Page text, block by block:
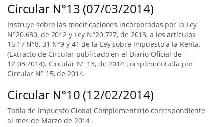
Circular N°13 (07/03/2014)
Instruye sobre las modificaciones incorporadas por la Ley
N°20.630, de 2012 y Ley N°20.727, de 2013, a los artículos
15,17 N°8, 31 N°9 y 41 de la Ley sobre Impuesto a la Renta.
(Extracto de Circular publicado en el Diario Oficial de
12.03.2014). Circular N° 13, de 2014 complementada por
Circular N° 15, de 2014.
Circular N°10 (12/02/2014)
Tabla de Impuesto Global Complementario correspondiente
al mes de Marzo de 2014 .